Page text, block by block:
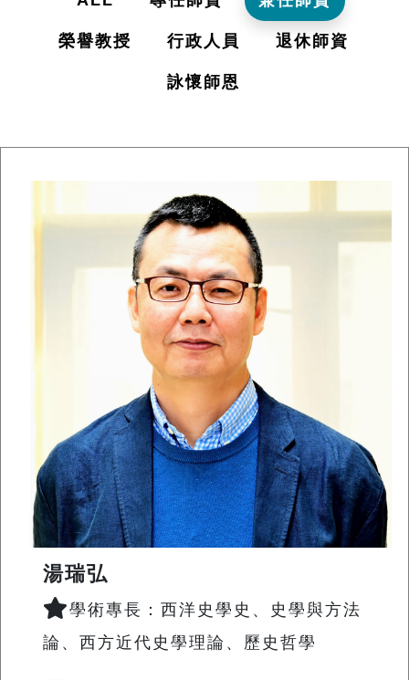
榮譽教授 行政人員 退休師資
詠懷師恩
湯瑞弘
學術專長：西洋史學史、史學與方法
論、西方近代史學理論、歷史哲學